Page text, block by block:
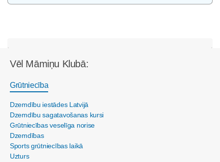
Vēl Māmiņu Klubā:
Grūtniecība
Dzemdību iestādes Latvijā
Dzemdību sagatavošanas kursi
Grūtniecības veselīga norise
Dzemdības
Sports grūtniecības laikā
Uzturs